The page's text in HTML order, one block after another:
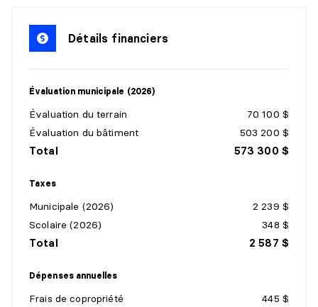
Dimensions :
9'9" X 8'9"
Revêtement :Plancher flottant
SALON
Niveau :Penthouse
Dimensions :
SALLE À MANGER
Niveau :
Revêtement :Plancher flottant
Détails financiers
Évaluation municipale (2026)
Évaluation du terrain
70 100 $
Évaluation du bâtiment
503 200 $
Total 573 300 $
Taxes
Municipale (2026)
2 239 $
Scolaire (2026)
348 $
Total 2 587 $
Dépenses annuelles
Frais de copropriété 445 $